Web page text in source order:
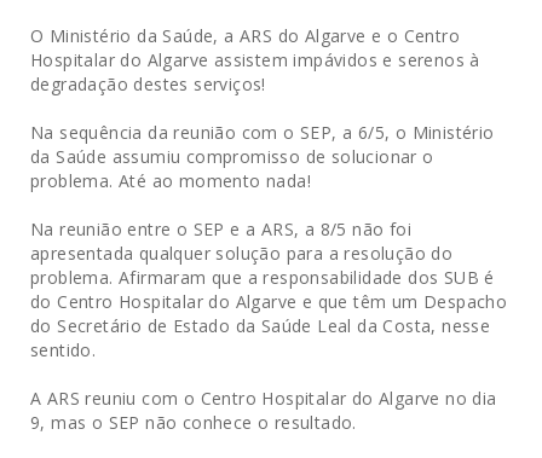
O Ministério da Saúde, a ARS do Algarve e o Centro
Hospitalar do Algarve assistem impávidos e serenos à
degradação destes serviços!
Na sequência da reunião com o SEP, a 6/5, o Ministério
da Saúde assumiu compromisso de solucionar o
problema. Até ao momento nada!
Na reunião entre o SEP e a ARS, a 8/5 não foi
apresentada qualquer solução para a resolução do
problema. Afirmaram que a responsabilidade dos SUB é
do Centro Hospitalar do Algarve e que têm um Despacho
do Secretário de Estado da Saúde Leal da Costa, nesse
sentido.
A ARS reuniu com o Centro Hospitalar do Algarve no dia
9, mas o SEP não conhece o resultado.